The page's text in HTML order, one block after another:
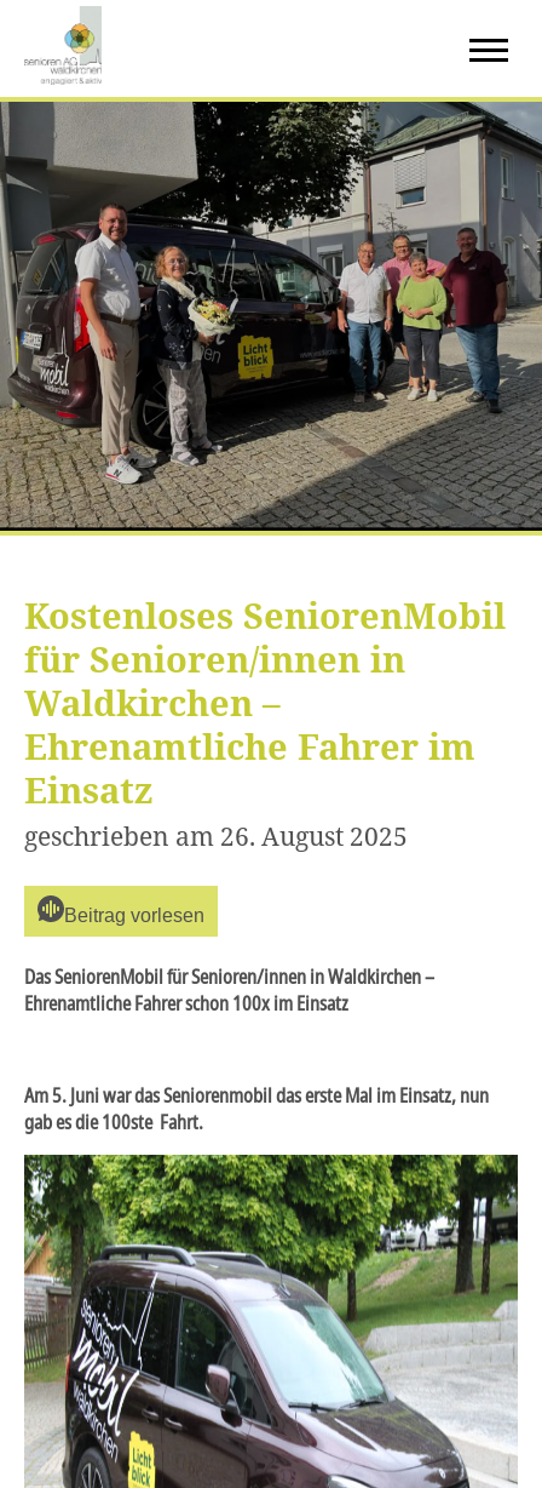
Startseite
Veranstaltungen
Aktuelles &
Informatives
Sport &
Gesundheit
Gemeinschaft &
Unterhaltung
Bildung &
Kultur
Wohnen &
Leben
Empfehlungen &
Downloads
Kostenloses SeniorenMobil
für Senioren/innen in
Waldkirchen –
Ehrenamtliche Fahrer im
Einsatz
geschrieben am 26. August 2025
Beitrag vorlesen
Das SeniorenMobil für Senioren/innen in Waldkirchen –
Ehrenamtliche Fahrer schon 100x im Einsatz
Am 5. Juni war das Seniorenmobil das erste Mal im Einsatz, nun
gab es die 100ste Fahrt.